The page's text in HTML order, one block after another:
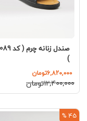
صندل زنانه
)
۶,۸۲۰,۰۰۰تومان
۱۲,۴۰۰,۰۰۰تومان
45 %